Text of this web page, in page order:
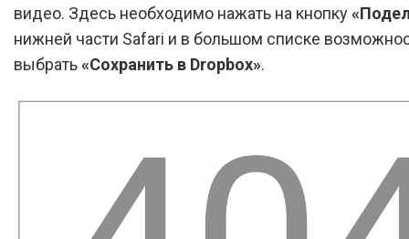
видео. Здесь необходимо нажать на кнопку
нижней части Safari и в большом списке
выбрать«Сохранить в Dropbox».